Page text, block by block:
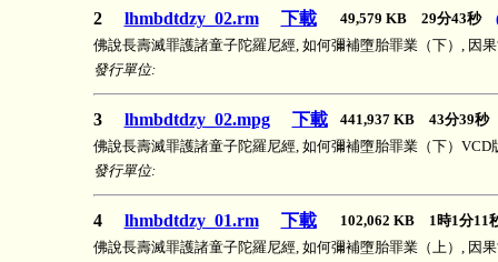
2 lhmbdtdzy_02.rm 下載 49,579 KB 29分43秒
佛說長壽滅罪護諸童子陀羅尼經, 如何彌補墮胎罪業（下）, 因
發行單位:
3 lhmbdtdzy_02.mpg 下載
441,937 KB 43分39
佛說長壽滅罪護諸童子陀羅尼經, 如何彌補墮胎罪業（下）VCD
發行單位:
4 lhmbdtdzy_01.rm 下載
102,062 KB 1時1分
佛說長壽滅罪護諸童子陀羅尼經, 如何彌補墮胎罪業（上）, 因